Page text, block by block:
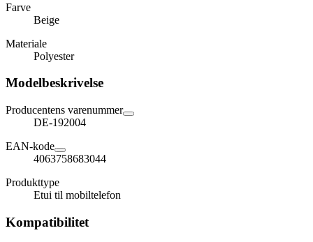
Farve
Beige
Materiale
Polyester
Modelbeskrivelse
Producentens varenummer
DE-192004
EAN-kode
4063758683044
Produkttype
Etui til mobiltelefon
Kompatibilitet